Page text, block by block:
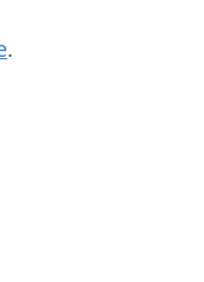
.